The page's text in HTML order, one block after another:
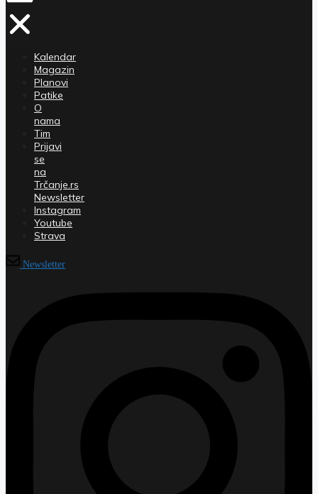
Kalendar
Magazin
Planovi
Patike
O
nama
Tim
Prijavi
se
na
Trčanje.rs
Newsletter
Instagram
Youtube
Strava
Newsletter